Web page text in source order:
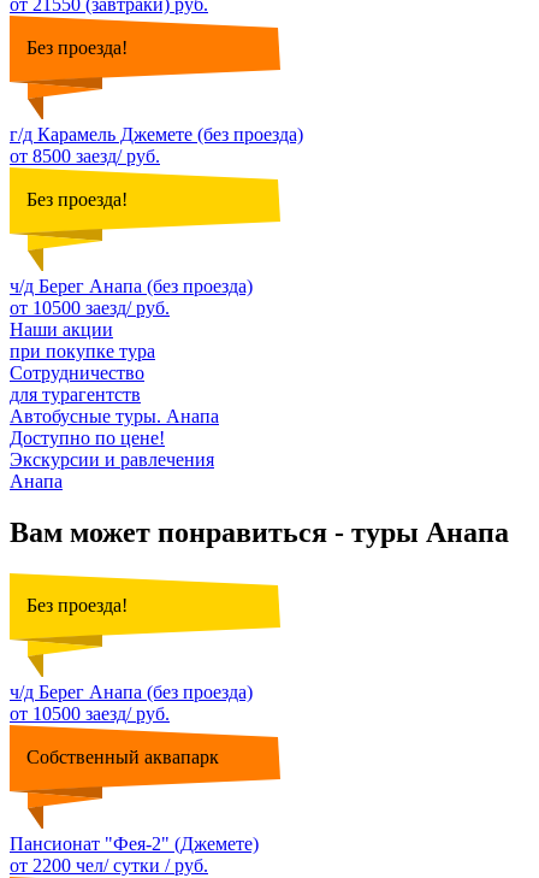
от 21550 (завтраки) руб.
Без проезда!
г/д Карамель Джемете (без проезда)
от 8500 заезд/ руб.
Без проезда!
ч/д Берег Анапа (без проезда)
от 10500 заезд/ руб.
Наши акции
при покупке тура
Сотрудничество
для турагентств
Автобусные туры. Анапа
Доступно по цене!
Экскурсии и равлечения
Анапа
Вам может понравиться - туры Анапа
Без проезда!
ч/д Берег Анапа (без проезда)
от 10500 заезд/ руб.
Собственный аквапарк
Пансионат "Фея-2" (Джемете)
от 2200 чел/ сутки / руб.